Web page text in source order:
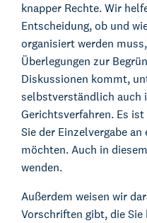
knapper Rechte. Wir
Entscheidung, ob und
organisiert werden
Überlegungen zur
Diskussionen kommt,
selbstverständlich auch
Gerichtsverfahren. Es
Sie der Einzelvergabe
möchten. Auch in
wenden.
Außerdem weisen wir
Vorschriften gibt, die